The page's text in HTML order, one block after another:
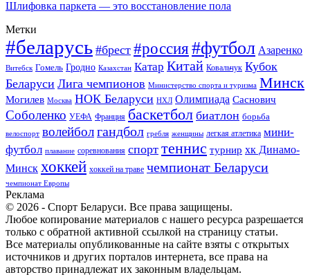
Шлифовка паркета — это восстановление пола
Метки
#беларусь #брест #россия#футбол Азаренко
Витебск Гомель Гродно Казахстан Катар Китай Ковальчук Кубок
Беларуси Лига чемпионов Министерство спорта и туризма Минск
Могилев Москва НОК Беларуси НХЛ Олимпиада Саснович
Соболенко УЕФА Франция баскетбол биатлон борьба
велоспорт волейболгандбол гребля женщины легкая атлетика мини-
футбол плавание соревнования спорт теннис турнир хк Динамо-
Минск хоккей хоккей на траве чемпионат Беларуси
чемпионат Европы
Реклама
© 2026 - Спорт Беларуси. Все права защищены.
Любое копирование материалов с нашего ресурса разрешается
только с обратной активной ссылкой на страницу статьи.
Все материалы опубликованные на сайте взяты с открытых
источников и других порталов интернета, все права на
авторство принадлежат их законным владельцам.